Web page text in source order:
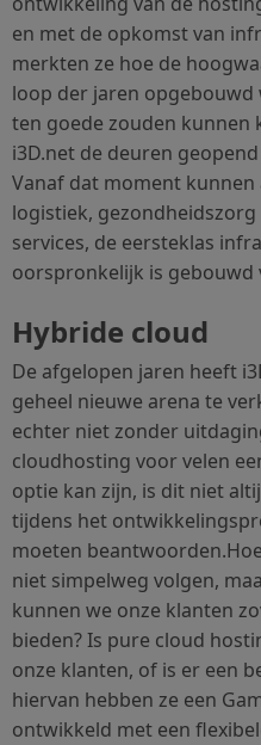
en met de opkomst van
merkten ze hoe de
loop der jaren
ten goede zouden kunnen
i3D.net de deuren
Vanaf dat moment
logistiek, gezondheidszorg
services, de eersteklas
oorspronkelijk is gebouwd
Hybride cloud
De afgelopen jaren heeft
geheel nieuwe arena te
echter niet zonder
cloudhosting voor velen
optie kan zijn, is dit niet
tijdens het
moeten
niet simpelweg volgen,
kunnen we onze klanten
bieden? Is pure cloud
onze klanten, of is er een
hiervan hebben ze een
ontwikkeld met een